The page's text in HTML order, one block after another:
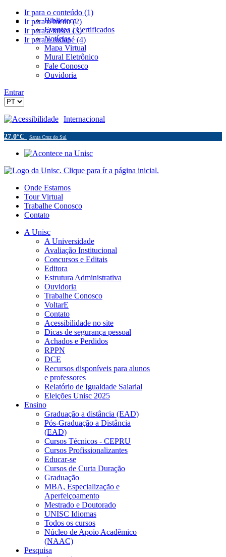
Ir para o conteúdo (1)
Ir para o menu (2)
Ir para a busca (3)
Ir para o rodapé (4)
Biblioteca
Eventos / Certificados
Notícias
Mapa Virtual
Mural Eletrônico
Fale Conosco
Ouvidoria
Entrar
Acessibilidade Internacional
27.0°C Santa Cruz do Sul
Onde Estamos
Tour Virtual
Trabalhe Conosco
Contato
A Unisc
A Universidade
Avaliação Institucional
Concursos e Editais
Editora
Estrutura Administrativa
Ouvidoria
Trabalhe Conosco
VoltarE
Contato
Acessibilidade no site
Dicas de segurança pessoal
Achados e Perdidos
RPPN
DCE
Recursos disponíveis para alunos
e professores
Relatório de Igualdade Salarial
Eleições Unisc 2025
Ensino
Graduação a distância (EAD)
Pós-Graduação a Distância
(EAD)
Cursos Técnicos - CEPRU
Cursos Profissionalizantes
Educar-se
Cursos de Curta Duração
Graduação
MBA, Especialização e
Aperfeiçoamento
Mestrado e Doutorado
UNISC Idiomas
Todos os cursos
Núcleo de Apoio Acadêmico
(NAAC)
Pesquisa